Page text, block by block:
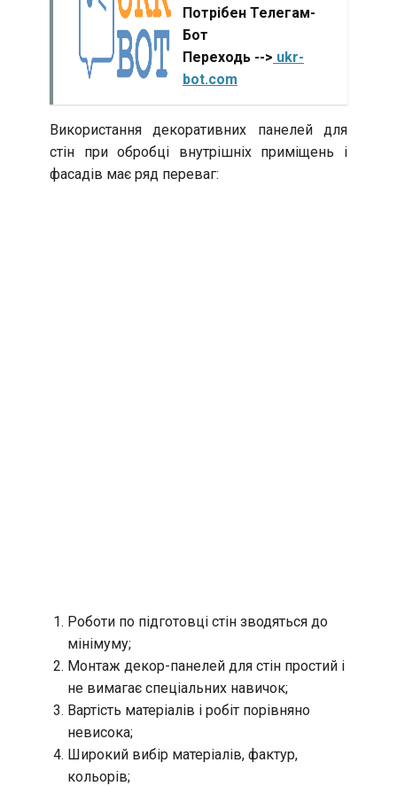
Потрібен Телегам-
Бот
Переходь --> ukr-
bot.com
Використання декоративних панелей для
стін при обробці внутрішніх приміщень і
фасадів має ряд переваг:
Роботи по підготовці стін зводяться до
мінімуму;
Монтаж декор-панелей для стін простий і
не вимагає спеціальних навичок;
Вартість матеріалів і робіт порівняно
невисока;
Широкий вибір матеріалів, фактур,
кольорів;